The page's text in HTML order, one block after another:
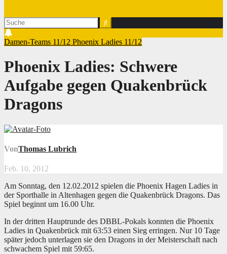
Damen-Teams 11/12 Phoenix Ladies 11/12
Phoenix Ladies: Schwere
Aufgabe gegen Quakenbrück
Dragons
VonThomas Lubrich
Feb. 10, 2012
Am Sonntag, den 12.02.2012 spielen die Phoenix Hagen Ladies in
der Sporthalle in Altenhagen gegen die Quakenbrück Dragons. Das
Spiel beginnt um 16.00 Uhr.
In der dritten Hauptrunde des DBBL-Pokals konnten die Phoenix
Ladies in Quakenbrück mit 63:53 einen Sieg erringen. Nur 10 Tage
später jedoch unterlagen sie den Dragons in der Meisterschaft nach
schwachem Spiel mit 59:65.